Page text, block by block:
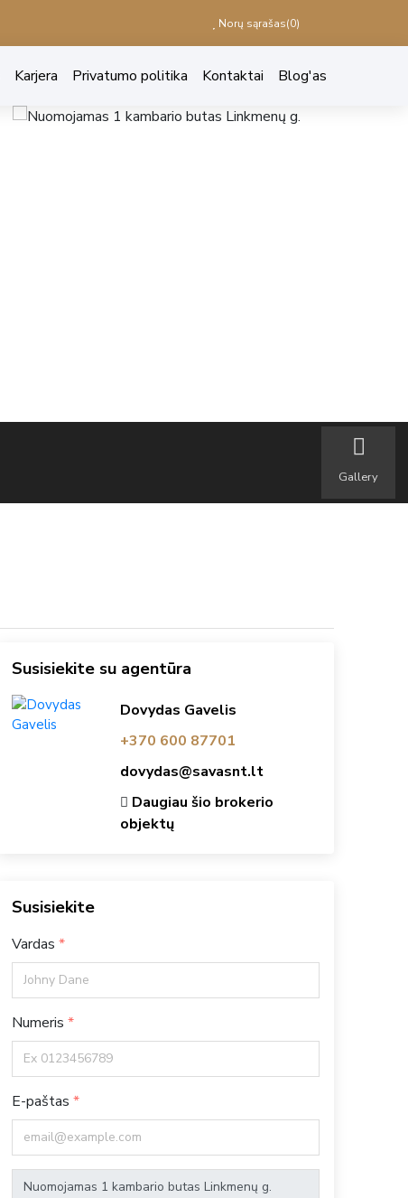
Norų sąrašas(0)
Karjera Privatumo politika Kontaktai Blog'as
Gallery
Susisiekite su agentūra
Dovydas Gavelis
+370 600 87701
dovydas@savasnt.lt
Daugiau šio brokerio
objektų
Susisiekite
Vardas
Numeris
E-paštas